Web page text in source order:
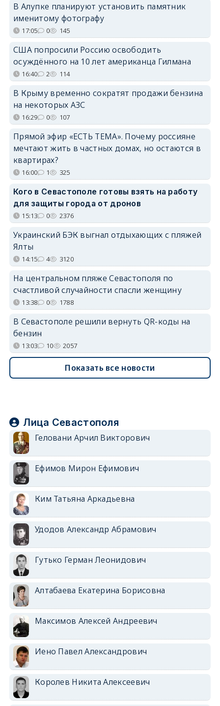
В Алупке планируют установить памятник
именитому фотографу
17:05 0 145
США попросили Россию освободить
осуждённого на 10 лет американца Гилмана
16:40 2 114
В Крыму временно сократят продажи бензина
на некоторых АЗС
16:29 0 107
Прямой эфир «ЕСТЬ ТЕМА». Почему россияне
мечтают жить в частных домах, но остаются в
квартирах?
16:00 1 325
Кого в Севастополе готовы взять на работу
для защиты города от дронов
15:13 0 2376
Украинский БЭК выгнал отдыхающих с пляжей
Ялты
14:15 4 3120
На центральном пляже Севастополя по
счастливой случайности спасли женщину
13:38 0 1788
В Севастополе решили вернуть QR-коды на
бензин
13:03 10 2057
Показать все новости
Лица Севастополя
Геловани Арчил Викторович
Ефимов Мирон Ефимович
Ким Татьяна Аркадьевна
Удодов Александр Абрамович
Гутько Герман Леонидович
Алтабаева Екатерина Борисовна
Максимов Алексей Андреевич
Иено Павел Александрович
Королев Никита Алексеевич